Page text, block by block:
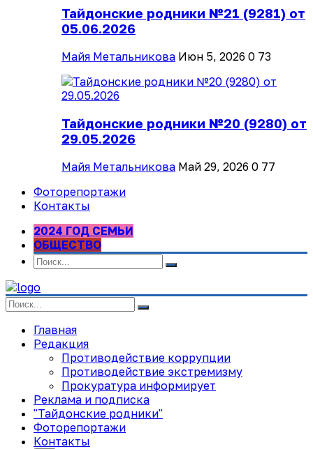
Тайдонские родники №21 (9281) от
05.06.2026
Майя Метальникова Июн 5, 2026 0 73
Тайдонские родники №20 (9280) от
29.05.2026
Майя Метальникова Май 29, 2026 0 77
Фоторепортажи
Контакты
2024 ГОД СЕМЬИ
ОБЩЕСТВО
Главная
Редакция
Противодействие коррупции
Противодействие экстремизму
Прокуратура информирует
Реклама и подписка
"Тайдонские родники"
Фоторепортажи
Контакты